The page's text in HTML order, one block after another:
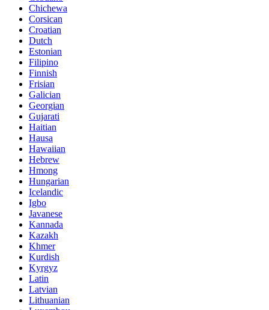
Chichewa
Corsican
Croatian
Dutch
Estonian
Filipino
Finnish
Frisian
Galician
Georgian
Gujarati
Haitian
Hausa
Hawaiian
Hebrew
Hmong
Hungarian
Icelandic
Igbo
Javanese
Kannada
Kazakh
Khmer
Kurdish
Kyrgyz
Latin
Latvian
Lithuanian